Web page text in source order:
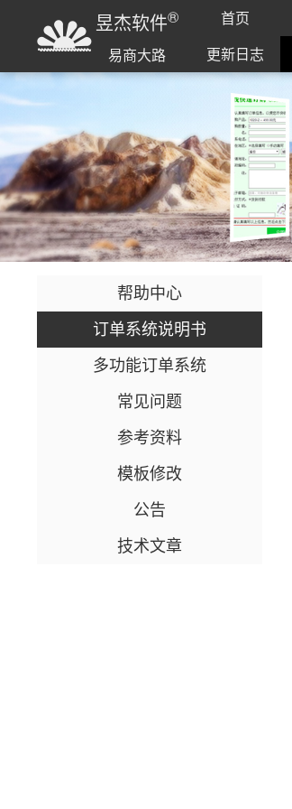
昱杰软件®
易商大路
首页
更新日志
帮助中心
订单系统说明书
多功能订单系统
常见问题
参考资料
模板修改
公告
技术文章